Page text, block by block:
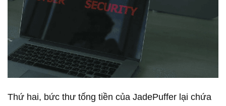
Thứ hai, bức thư tống tiền của JadePuffer lại chứa